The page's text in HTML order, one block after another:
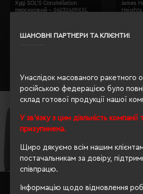
ШАНОВНІ ПАРТНЕРИ ТА КЛІЄНТИ!
Унаслідок масованого ракетного
російською федерацією було
склад готової продукції нашої
У зв'язку з цим діяльність
призупинена.
Щиро дякуємо всім нашим
постачальникам за довіру,
співпрацю.
Інформацію щодо відновлення
Модель: 04232(SOL’S)
Худі SOL'S Constellation
персиковий - 04232409XXL
Детальніше...
James
Heights
Худі на блискавці чоловіче
Cutter&Buck Pemberton Hood Fz
Худі